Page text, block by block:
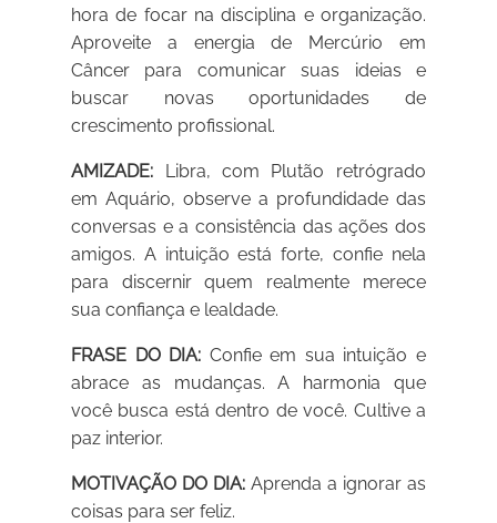
hora de focar na disciplina e organização.
Aproveite a energia de Mercúrio em
Câncer para comunicar suas ideias e
buscar novas oportunidades de
crescimento profissional.
AMIZADE: Libra, com Plutão retrógrado
em Aquário, observe a profundidade das
conversas e a consistência das ações dos
amigos. A intuição está forte, confie nela
para discernir quem realmente merece
sua confiança e lealdade.
FRASE DO DIA: Confie em sua intuição e
abrace as mudanças. A harmonia que
você busca está dentro de você. Cultive a
paz interior.
MOTIVAÇÃO DO DIA: Aprenda a ignorar as
coisas para ser feliz.